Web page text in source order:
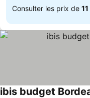
Consulter les prix de
ibis budget